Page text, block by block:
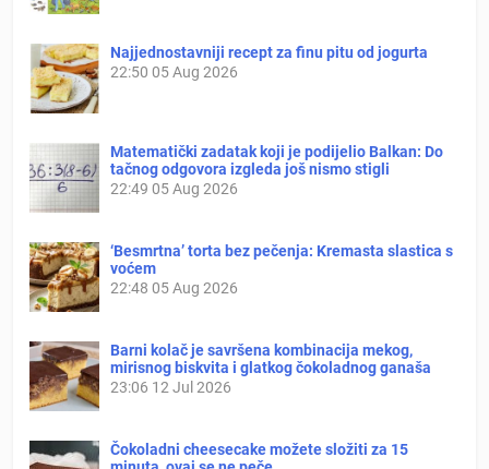
Najjednostavniji recept za finu pitu od jogurta
22:50 05 Aug 2026
Matematički zadatak koji je podijelio Balkan: Do
tačnog odgovora izgleda još nismo stigli
22:49 05 Aug 2026
‘Besmrtna’ torta bez pečenja: Kremasta slastica s
voćem
22:48 05 Aug 2026
Barni kolač je savršena kombinacija mekog,
mirisnog biskvita i glatkog čokoladnog ganaša
23:06 12 Jul 2026
Čokoladni cheesecake možete složiti za 15